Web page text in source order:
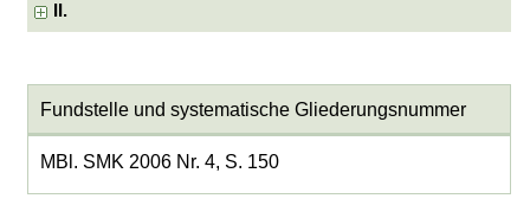
II.
Fundstelle und systematische Gliederungsnummer
MBl. SMK 2006 Nr. 4, S. 150